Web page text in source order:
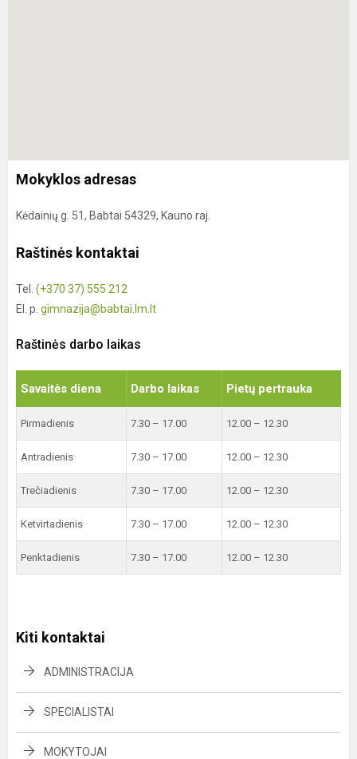
Mokyklos adresas
Kėdainių g. 51, Babtai 54329, Kauno raj.
Raštinės kontaktai
Tel. (+370 37) 555 212
El. p. gimnazija@babtai.lm.lt
Raštinės darbo laikas
Savaitės diena Darbo laikas Pietų pertrauka
Pirmadienis 7.30 – 17.00 12.00 – 12.30
Antradienis 7.30 – 17.00 12.00 – 12.30
Trečiadienis 7.30 – 17.00 12.00 – 12.30
Ketvirtadienis 7.30 – 17.00 12.00 – 12.30
Penktadienis 7.30 – 17.00 12.00 – 12.30
Kiti kontaktai
ADMINISTRACIJA
SPECIALISTAI
MOKYTOJAI